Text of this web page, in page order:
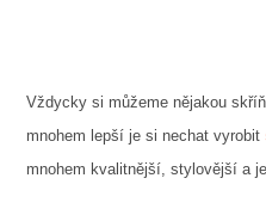
Vždycky si můžeme nějakou
mnohem lepší je si nechat vyrobit
mnohem kvalitnější, stylovější a